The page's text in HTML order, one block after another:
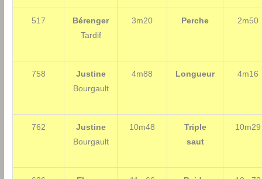
517
Bérenger
Tardif
3m20 Perche 2m50
758
Justine
Bourgault
4m88 Longueur 4m16
762
Justine
Bourgault
10m48
Triple
saut
10m29